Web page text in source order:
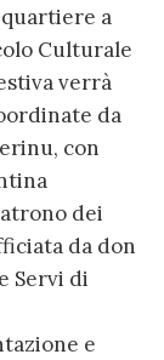
quartiere a
Culturale
verrà
da
con
dei
da don
Servi di
e